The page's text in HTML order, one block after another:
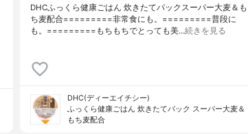
DHCふっくら健康ごはん 炊きたてパックスーパー大麦＆も
ち麦配合=========非常食にも。=========普段に
も。=========もちもちでとっても美…続きを見る
DHC(ディーエイチシー)
ふっくら健康ごはん 炊きたてパック スーパー大麦＆
もち麦配合